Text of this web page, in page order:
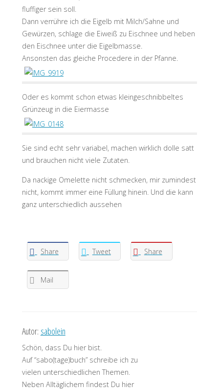
fluffiger sein soll.
Dann verrühre ich die Eigelb mit Milch/Sahne und
Gewürzen, schlage die Eiweiß zu Eischnee und heben
den Eischnee unter die Eigelbmasse.
Ansonsten das gleiche Procedere in der Pfanne.
Oder es kommt schon etwas kleingeschnibbeltes
Grünzeug in die Eiermasse
Sie sind echt sehr variabel, machen wirklich dolle satt
und brauchen nicht viele Zutaten.
Da nackige Omelette nicht schmecken, mir zumindest
nicht, kommt immer eine Füllung hinein. Und die kann
ganz unterschiedlich aussehen
Share Tweet Share
Mail
Autor: sabolein
Schön, dass Du hier bist.
Auf “sabo(tage)buch” schreibe ich zu
vielen unterschiedlichen Themen.
Neben Alltäglichem findest Du hier